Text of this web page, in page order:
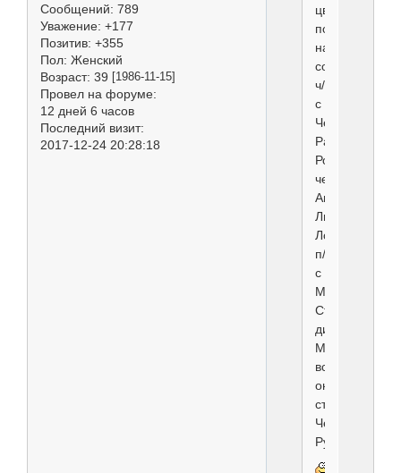
Сообщений: 789
Уважение: +177
Позитив: +355
Пол: Женский
Возраст: 39 [1986-11-15]
Провел на форуме:
12 дней 6 часов
Последний визит:
2017-12-24 20:28:18
цвергах
получили
наши
собашки
ч/
с
Челинес
Рашен
Роллет
черный
Андроис
Литтл
Лорд
п/
с
Минимакс
Стелла
ди
Маре
все
они
стали
Чемпионами
Румынии!